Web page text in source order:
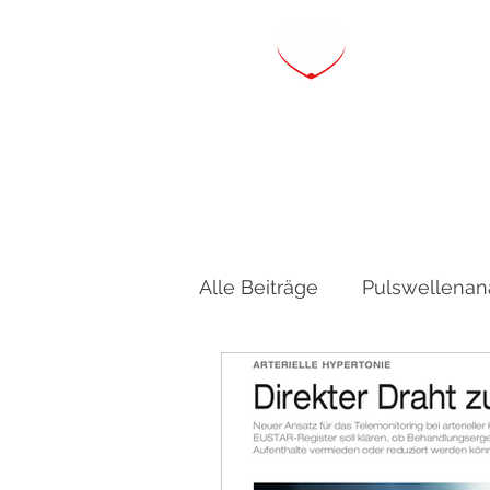
Alle Beiträge
nächtlicher Blutdruck
Medikamentöse Therapie